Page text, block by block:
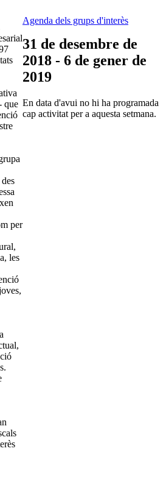
que
per
les
Agenda dels grups d'interès
31 de desembre de
2018 - 6 de gener de
2019
En data d'avui no hi ha programada
cap activitat per a aquesta setmana.